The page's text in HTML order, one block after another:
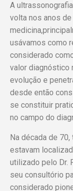
A
volta nos anos
usávamos como
considerado
valor diagnóstico
evolução e
desde então
se constituir
no campo do
Na década de
estavam
utilizado pelo Dr.
seu consultório
considerado